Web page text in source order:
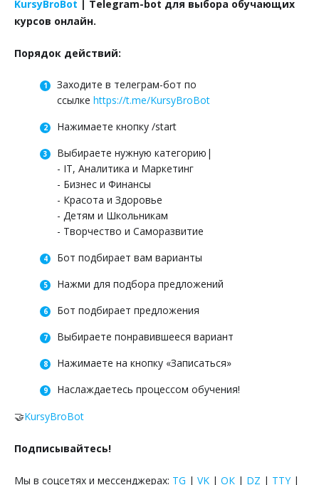
KursyBroBot | Telegram-bot для выбора обучающих
курсов онлайн.
Порядок действий:
Заходите в телеграм-бот по
ссылке https://t.me/KursyBroBot
Нажимаете кнопку /start
Выбираете нужную категорию|
- IT, Аналитика и Маркетинг
- Бизнес и Финансы
- Красота и Здоровье
- Детям и Школьникам
- Творчество и Саморазвитие
Бот подбирает вам варианты
Нажми для подбора предложений
Бот подбирает предложения
Выбираете понравившееся вариант
Нажимаете на кнопку «Записаться»
Наслаждаетесь процессом обучения!
🤝KursyBroBot
Подписывайтесь!
Мы в соцсетях и мессенджерах: TG | VK | ОК | DZ | TTY|